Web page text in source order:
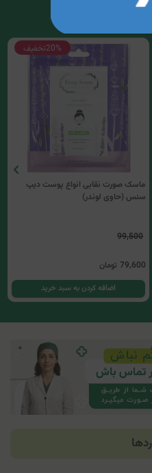
20%تخفیف
ماسک صورت نقابی انواع پوست دیپ
سنس (حاوی لوندر)
99,500
79,600 تومان
اضافه کردن به سبد خرید